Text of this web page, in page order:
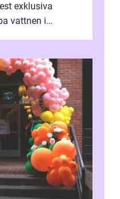
exklusiva
vattnen i